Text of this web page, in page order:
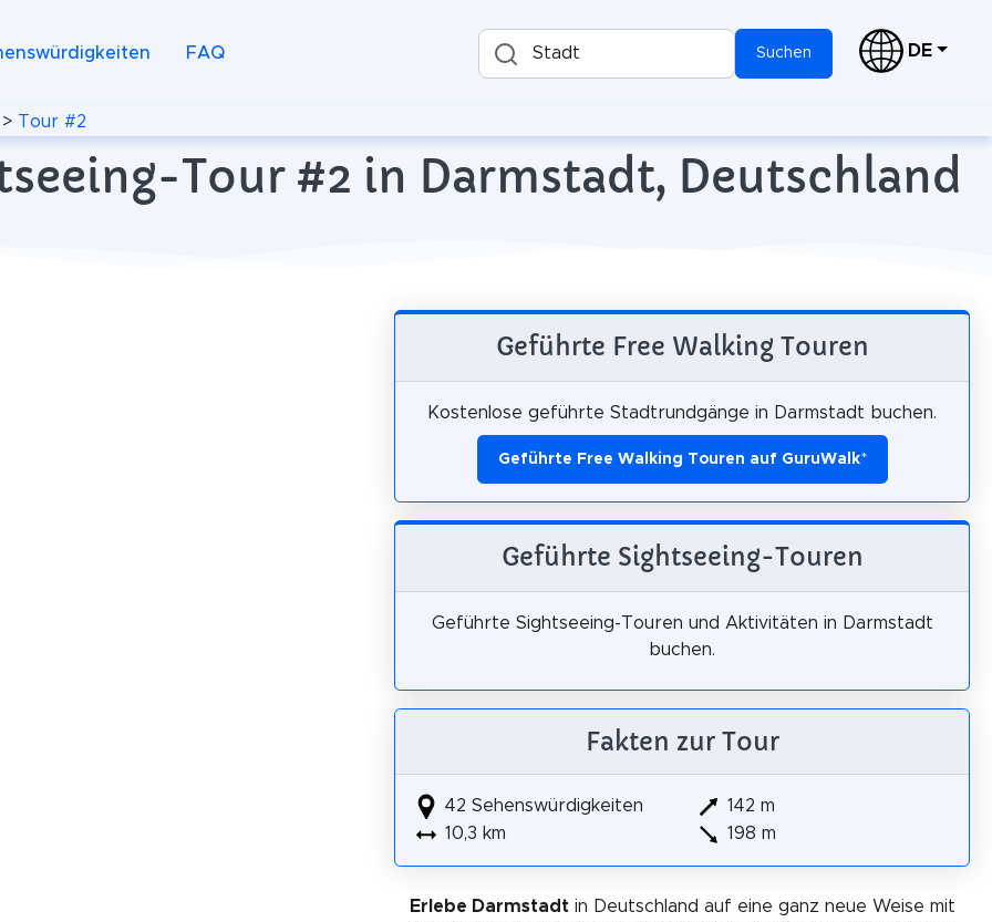
FAQ Stadt Suchen DE
> Tour #2
Tour #2 in Darmstadt, Deutschland
Geführte Free Walking Touren
Kostenlose geführte Stadtrundgänge in Darmstadt buchen.
Geführte Free Walking Touren auf GuruWalk*
Geführte Sightseeing-Touren
Geführte Sightseeing-Touren und Aktivitäten in Darmstadt
buchen.
Fakten zur Tour
42 Sehenswürdigkeiten
10,3 km
142 m
198 m
Erlebe Darmstadtin Deutschland auf eine ganz neue Weise mit